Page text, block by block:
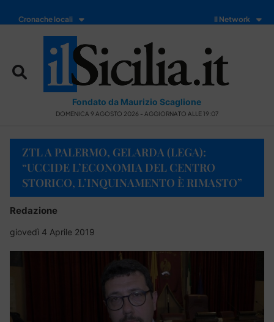
Cronache locali Il Network
Fondato da Maurizio Scaglione
DOMENICA 9 AGOSTO 2026 - AGGIORNATO ALLE 19:07
ZTL A PALERMO, GELARDA (LEGA):
“UCCIDE L’ECONOMIA DEL CENTRO
STORICO, L’INQUINAMENTO È RIMASTO”
Redazione
giovedì 4 Aprile 2019